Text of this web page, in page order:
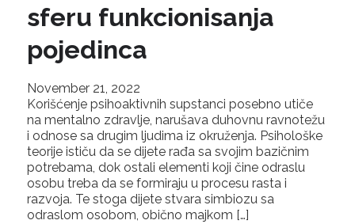
sferu funkcionisanja
pojedinca
November 21, 2022
Korišćenje psihoaktivnih supstanci posebno utiče
na mentalno zdravlje, narušava duhovnu ravnotežu
i odnose sa drugim ljudima iz okruženja. Psihološke
teorije ističu da se dijete rađa sa svojim bazičnim
potrebama, dok ostali elementi koji čine odraslu
osobu treba da se formiraju u procesu rasta i
razvoja. Te stoga dijete stvara simbiozu sa
odraslom osobom, obično majkom […]